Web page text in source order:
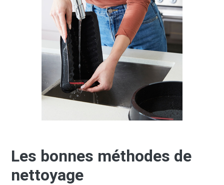
Les bonnes méthodes de
nettoyage